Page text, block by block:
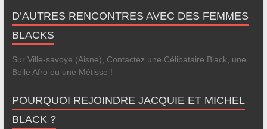
D’AUTRES RENCONTRES AVEC DES FEMMES
BLACKS
Sur Ville-savoye (Aisne), Contactez une Célibataire Black, une
Belle Afro ou une Métisse !
POURQUOI REJOINDRE JACQUIE ET MICHEL
BLACK ?